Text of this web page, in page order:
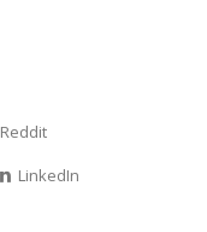
Reddit
LinkedIn